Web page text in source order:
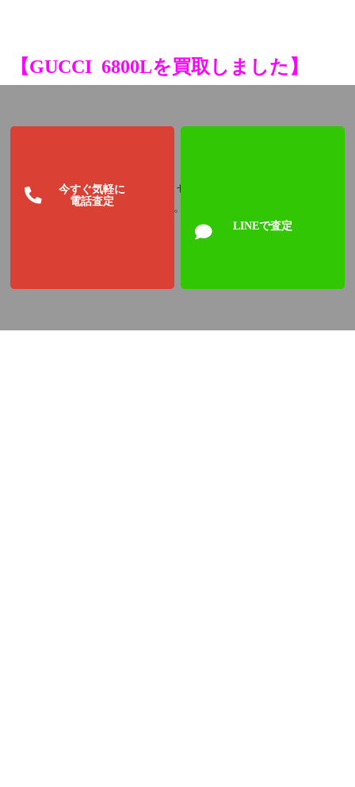
【GUCCI 6800Lを買取しました】
広島市西区のお客様より買取させて頂いたのはGUCCI レデ
ィース クォーツ 6800Lです。
今すぐ気軽に
電話査定
LINEで査定